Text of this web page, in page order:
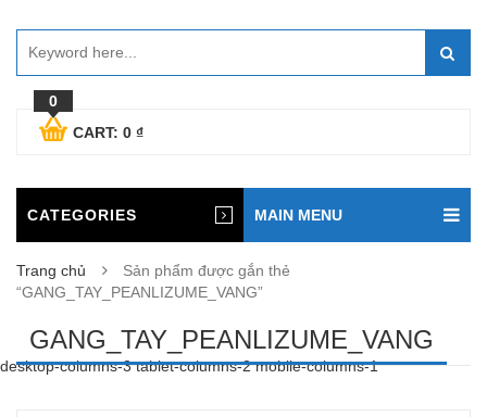
0
CART: 0 ₫
CATEGORIES MAIN MENU
Trang chủ
Sản phẩm được gắn thẻ
“GANG_TAY_PEANLIZUME_VANG”
GANG_TAY_PEANLIZUME_VANG
desktop-columns-3 tablet-columns-2 mobile-columns-1